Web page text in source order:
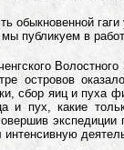
в
островов
сбор яиц и пуха
и пух, какие
экспедиции